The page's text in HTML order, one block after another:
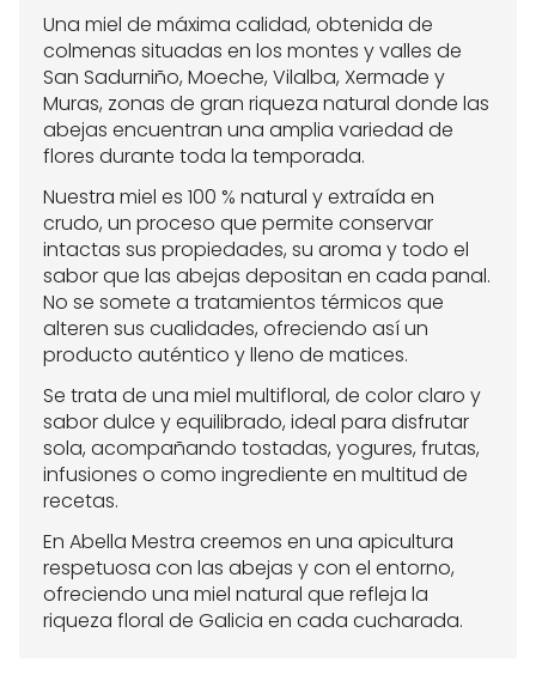
Una miel de máxima calidad, obtenida de
colmenas situadas en los montes y valles de
San Sadurniño, Moeche, Vilalba, Xermade y
Muras, zonas de gran riqueza natural donde las
abejas encuentran una amplia variedad de
flores durante toda la temporada.
Nuestra miel es 100 % natural y extraída en
crudo, un proceso que permite conservar
intactas sus propiedades, su aroma y todo el
sabor que las abejas depositan en cada panal.
No se somete a tratamientos térmicos que
alteren sus cualidades, ofreciendo así un
producto auténtico y lleno de matices.
Se trata de una miel multifloral, de color claro y
sabor dulce y equilibrado, ideal para disfrutar
sola, acompañando tostadas, yogures, frutas,
infusiones o como ingrediente en multitud de
recetas.
En Abella Mestra creemos en una apicultura
respetuosa con las abejas y con el entorno,
ofreciendo una miel natural que refleja la
riqueza floral de Galicia en cada cucharada.